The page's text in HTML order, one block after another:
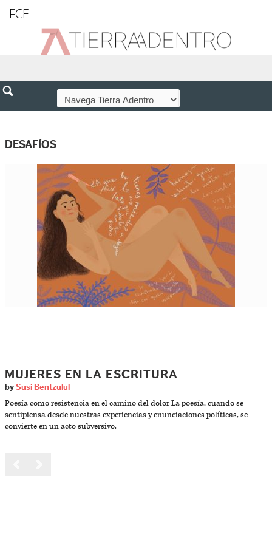
FCE
DESAFÍOS
MUJERES EN LA ESCRITURA
by Susi Bentzulul
Poesía como resistencia en el camino del dolor La poesía, cuando se
sentipiensa desde nuestras experiencias y enunciaciones políticas, se
convierte en un acto subversivo.